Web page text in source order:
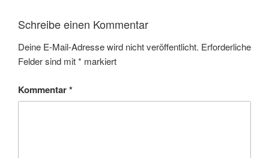
Schreibe einen Kommentar
Deine E-Mail-Adresse wird nicht veröffentlicht. Erforderliche
Felder sind mit* markiert
Kommentar*